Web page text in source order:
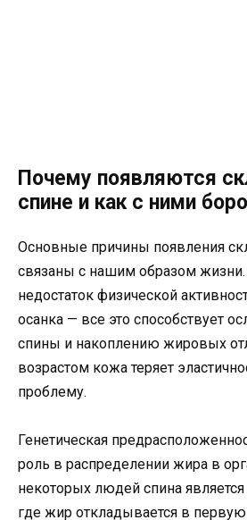
Почему появляются
спине и как с ними
Основные причины появления
связаны с нашим образом жизни.
недостаток физической
осанка — все это способствует
спины и накоплению жировых
возрастом кожа теряет
проблему.
Генетическая
роль в распределении жира в
некоторых людей спина
где жир откладывается в